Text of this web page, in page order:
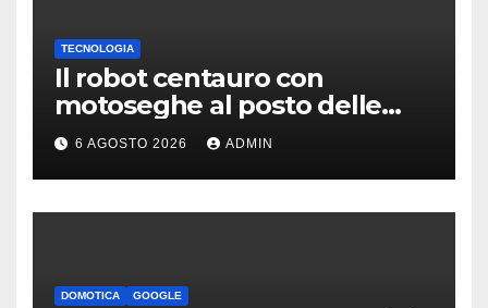
TECNOLOGIA
Il robot centauro con
motoseghe al posto delle
mani è pronto per le missioni
impossibili
6 AGOSTO 2026 ADMIN
DOMOTICA GOOGLE